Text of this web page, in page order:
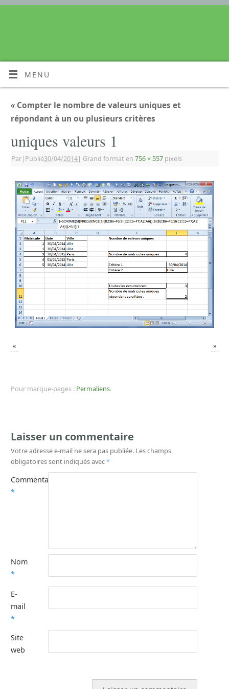
MENU
« Compter le nombre de valeurs uniques et
répondant à un ou plusieurs critères
uniques valeurs 1
Par| Publié30/04/2014| Grand format en 756 × 557 pixels
« »
Pour marque-pages : Permaliens.
Laisser un commentaire
Votre adresse e-mail ne sera pas publiée. Les champs
obligatoires sont indiqués avec*
Commentaire
*
Nom
*
E-
mail
*
Site
web